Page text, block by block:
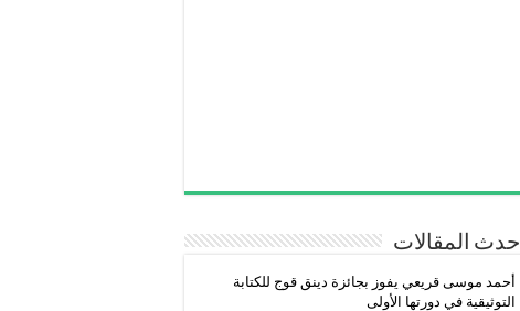
أحدث المقالات
أحمد موسى قريعي يفوز بجائزة دينق قوج للكتابة
التوثيقية في دورتها الأولى